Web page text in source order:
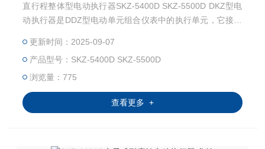
直行程整体型电动执行器SKZ-5400D SKZ-5500D DKZ型电
动执行器是DDZ型电动单元组合仪表中的执行单元，它接受
用于电力、化工、石油、冶金、建材、轻工等行业。
更新时间：2025-09-07
产品型号：SKZ-5400D SKZ-5500D
浏览量：775
查看更多 +